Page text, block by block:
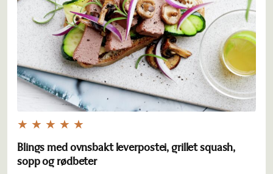
Blings med ovnsbakt leverpostei, grillet squash,
sopp og rødbeter